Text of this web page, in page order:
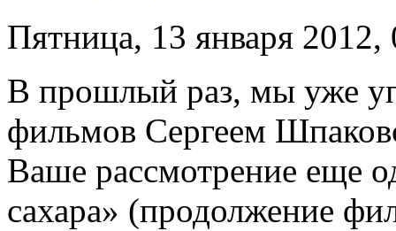
Пятница, 13 января 2012,
В прошлый раз, мы уже
фильмов Сергеем
Ваше рассмотрение еще
сахара» (продолжение